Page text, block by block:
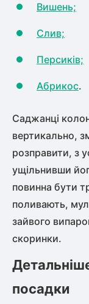
Вишень;
Слив;
Персиків;
Абрикос.
Саджанці
вертикально,
розправити, з
ущільнивши
повинна бути
поливають,
зайвого
скоринки.
посадки